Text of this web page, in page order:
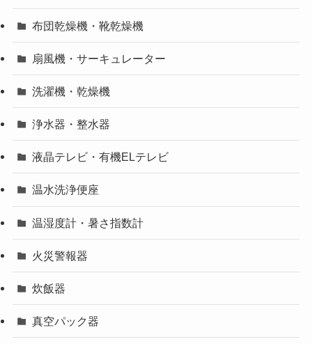
布団乾燥機・靴乾燥機
扇風機・サーキュレーター
洗濯機・乾燥機
浄水器・整水器
液晶テレビ・有機ELテレビ
温水洗浄便座
温湿度計・暑さ指数計
火災警報器
炊飯器
真空パック器